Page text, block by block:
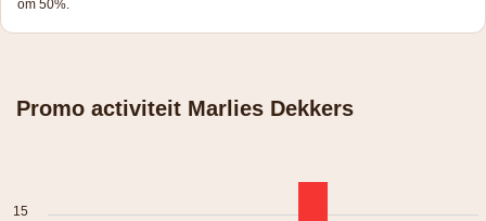
om 50%.
Promo activiteit Marlies Dekkers
15